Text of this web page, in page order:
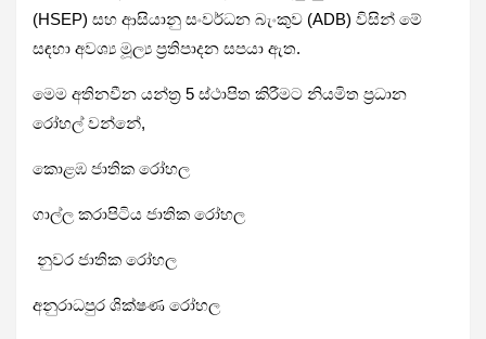
(HSEP) සහ ආසියානු සංවර්ධන බැංකුව (ADB) විසින් මේ
සඳහා අවශ්‍ය මූල්‍ය ප්‍රතිපාදන සපයා ඇත.
මෙම අතිනවීන යන්ත්‍ර 5 ස්ථාපිත කිරීමට නියමිත ප්‍රධාන
රෝහල් වන්නේ,
කොළඹ ජාතික රෝහල
ගාල්ල කරාපිටිය ජාතික රෝහල
නුවර ජාතික රෝහල
අනුරාධපුර ශික්ෂණ රෝහල